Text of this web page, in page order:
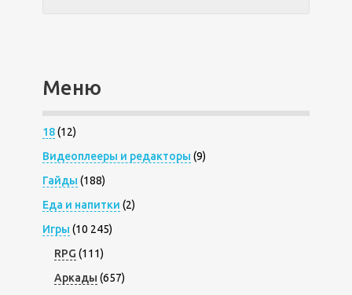
Меню
18(12)
Видеоплееры и редакторы (9)
Гайды (188)
Еда и напитки (2)
Игры (10 245)
RPG (111)
Аркады (657)